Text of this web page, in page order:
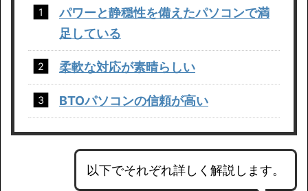
パワーと静穏性を備えたパソコンで満
足している
柔軟な対応が素晴らしい
BTOパソコンの信頼が高い
以下でそれぞれ詳しく解説します。